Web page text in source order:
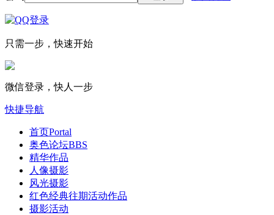
只需一步，快速开始
微信登录，快人一步
快捷导航
首页Portal
奥色论坛BBS
精华作品
人像摄影
风光摄影
红色经典往期活动作品
摄影活动